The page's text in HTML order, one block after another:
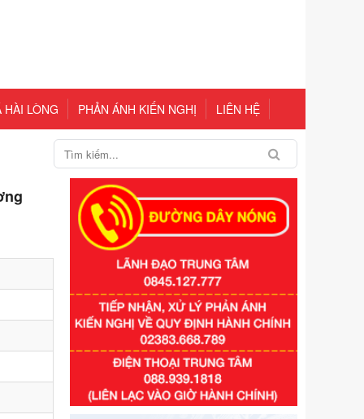
HÀI LÒNG PHẢN ÁNH KIẾN NGHỊ LIÊN HỆ
Số kí hiệu:351/2025/NĐ-CP
Tên: Nghị định số 351/2025/NĐ-CP
của Chính phủ: Quy định chuẩn